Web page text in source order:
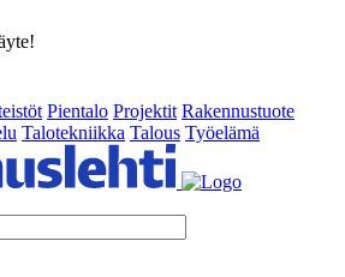
Pientalo Projektit Rakennustuote
Talotekniikka Talous Työelämä